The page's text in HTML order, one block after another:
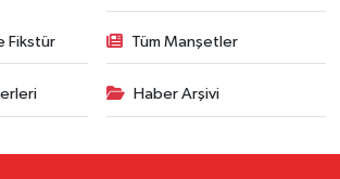
Fikstür Tüm Manşetler
Haber Arşivi